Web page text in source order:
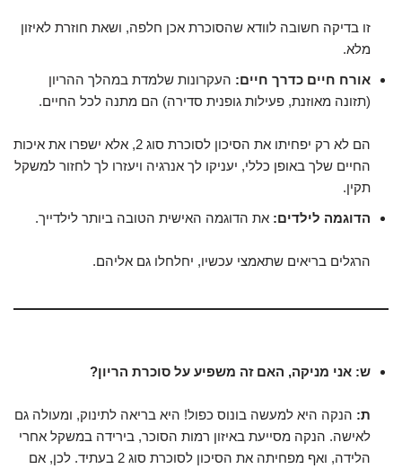
זו בדיקה חשובה לוודא שהסוכרת אכן חלפה, ושאת חוזרת לאיזון
מלא.
אורח חיים כדרך חיים: העקרונות שלמדת במהלך ההריון
(תזונה מאוזנת, פעילות גופנית סדירה) הם מתנה לכל החיים.
הם לא רק יפחיתו את הסיכון לסוכרת סוג 2, אלא ישפרו את איכות
החיים שלך באופן כללי, יעניקו לך אנרגיה ויעזרו לך לחזור למשקל
תקין.
הדוגמה לילדים: את הדוגמה האישית הטובה ביותר לילדייך.
הרגלים בריאים שתאמצי עכשיו, יחלחלו גם אליהם.
ש: אני מניקה, האם זה משפיע על סוכרת הריון?
ת: הנקה היא למעשה בונוס כפול! היא בריאה לתינוק, ומעולה גם
לאישה. הנקה מסייעת באיזון רמות הסוכר, בירידה במשקל אחרי
הלידה, ואף מפחיתה את הסיכון לסוכרת סוג 2 בעתיד. לכן, אם